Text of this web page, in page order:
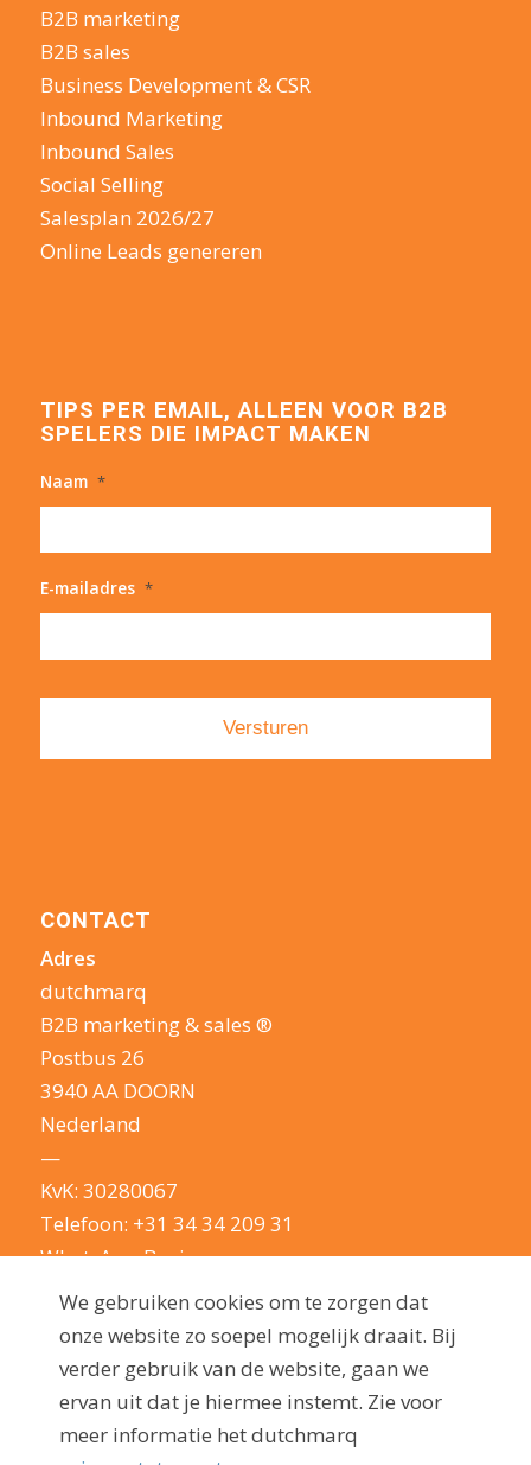
B2B marketing
B2B sales
Business Development & CSR
Inbound Marketing
Inbound Sales
Social Selling
Salesplan 2026/27
Online Leads genereren
TIPS PER EMAIL, ALLEEN VOOR B2B
SPELERS DIE IMPACT MAKEN
Naam *
E-mailadres *
CONTACT
Adres
dutchmarq
B2B marketing & sales ®
Postbus 26
3940 AA DOORN
Nederland
—
KvK: 30280067
Telefoon: +31 34 34 209 31
WhatsApp Business
E-mail:
info@dutchmarq.nl
We houden van een geintje. Maar nemen je
privacy erg serieus: lees hier onze
privacyverklaring
We gebruiken cookies om te zorgen dat
onze website zo soepel mogelijk draait. Bij
verder gebruik van de website, gaan we
ervan uit dat je hiermee instemt. Zie voor
meer informatie het dutchmarq